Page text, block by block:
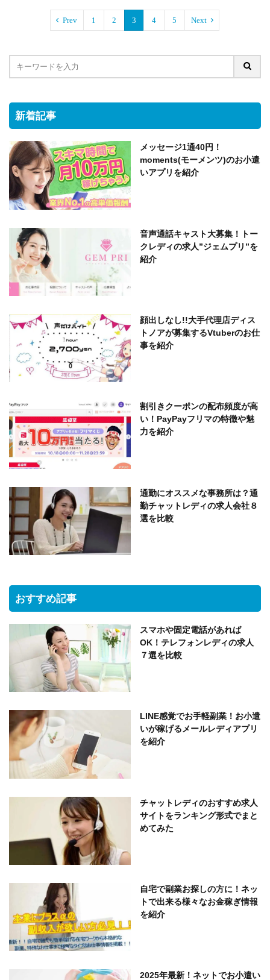
Prev 1 2 3 4 5 Next
新着記事
メッセージ1通40円！
moments(モーメンツ)のお小遣
いアプリを紹介
音声通話キャスト大募集！トー
クレディの求人”ジェムプリ”を
紹介
顔出しなし!!大手代理店ディス
トノアが募集するVtuberのお仕
事を紹介
割引きクーポンの配布頻度が高
い！PayPayフリマの特徴や魅
力を紹介
通勤にオススメな事務所は？通
勤チャットレディの求人会社８
選を比較
おすすめ記事
スマホや固定電話があれば
OK！テレフォンレディの求人
７選を比較
LINE感覚でお手軽副業！お小遣
いが稼げるメールレディアプリ
を紹介
チャットレディのおすすめ求人
サイトをランキング形式でまと
めてみた
自宅で副業お探しの方に！ネッ
トで出来る様々なお金稼ぎ情報
を紹介
2025年最新！ネットでお小遣い